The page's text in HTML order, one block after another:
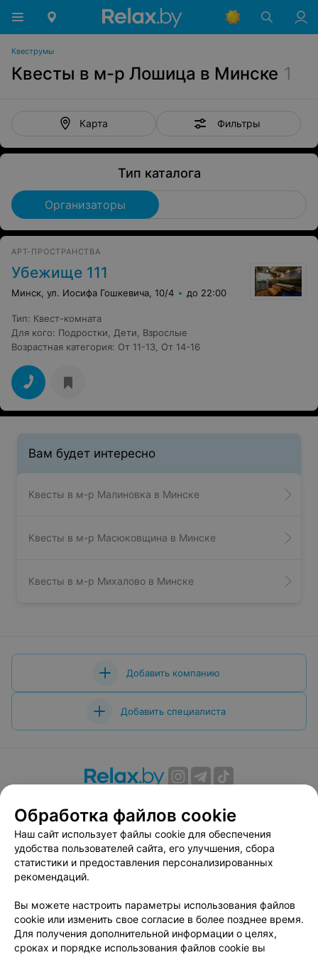
Квеструмы
Квесты в м-р Лошица в Минске 1
Карта Фильтры
Тип каталога
Организаторы
АРТ-ПРОСТРАНСТВА
Убежище 111
Минск, ул. Иосифа Гошкевича, 10/4 до 22:00
Тип: Квест-комната
Для кого: Подростки Дети
Взрослые
Возрастная категория: От 11-13 От 14-16
Вам будет интересно
Квесты в м-р Малиновка в Минске
Квесты в м-р Масюковщина в Минске
Квесты в м-р Михалово в Минске
Добавить компанию
Добавить специалиста
Вакансии
Публичный договор
Способы оплаты
Публичный договор по использованию сервиса
«Афиша»
Пользовательское соглашение
Связаться по вопросам сотрудничества
Написать руководителю relax.by
Персональные настройки cookie
Обработка файлов cookie
Наш сайт использует файлы cookie для обеспечения
удобства пользователей сайта, его улучшения, сбора
статистики и предоставления персонализированных
рекомендаций.
Вы можете настроить параметры использования файлов
cookie или изменить свое согласие в более позднее время.
Для получения дополнительной информации о целях,
сроках и порядке использования файлов cookie вы